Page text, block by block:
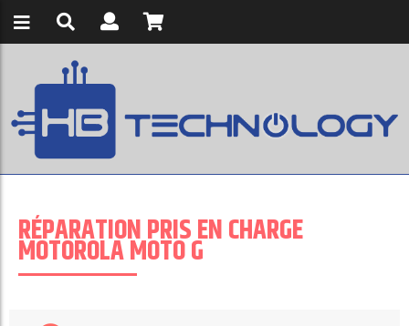
RÉPARATION PRIS EN CHARGE
MOTOROLA MOTO G